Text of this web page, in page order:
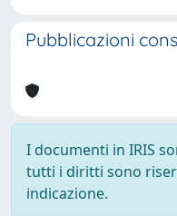
Pubblicazioni
I documenti in IRIS
tutti i diritti sono
indicazione.